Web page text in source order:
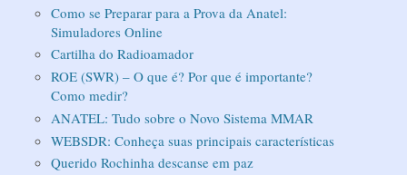
Como se Preparar para a Prova da Anatel:
Simuladores Online
Cartilha do Radioamador
ROE (SWR) – O que é? Por que é importante?
Como medir?
ANATEL: Tudo sobre o Novo Sistema MMAR
WEBSDR: Conheça suas principais características
Querido Rochinha descanse em paz